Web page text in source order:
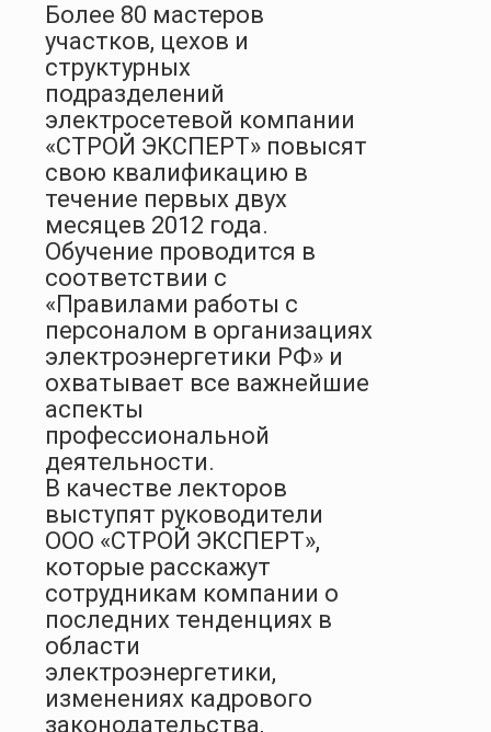
Более 80 мастеров
участков, цехов и
структурных
подразделений
электросетевой компании
«СТРОЙ ЭКСПЕРТ» повысят
свою квалификацию в
течение первых двух
месяцев 2012 года.
Обучение проводится в
соответствии с
«Правилами работы с
персоналом в организациях
электроэнергетики РФ» и
охватывает все важнейшие
аспекты
профессиональной
деятельности.
В качестве лекторов
выступят руководители
ООО «СТРОЙ ЭКСПЕРТ»,
которые расскажут
сотрудникам компании о
последних тенденциях в
области
электроэнергетики,
изменениях кадрового
законодательства,